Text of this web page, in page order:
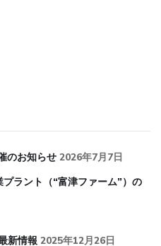
のお知らせ 2026年7月7日
ラント（“富津ファーム”）の
新情報 2025年12月26日